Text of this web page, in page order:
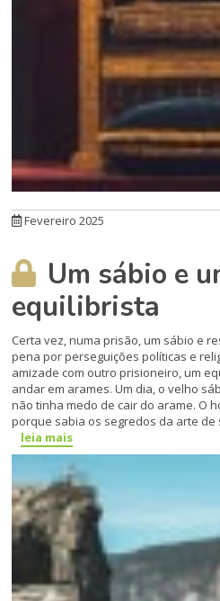
Fevereiro 2025
Um sábio e
equilibrista
Certa vez, numa prisão, um sábio e
pena por perseguições políticas e
amizade com outro prisioneiro, um
andar em arames. Um dia, o velho
não tinha medo de cair do arame. O
porque sabia os segredos da arte de
leia mais